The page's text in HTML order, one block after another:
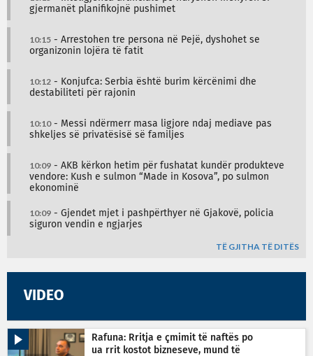
gjermanët planifikojnë pushimet
10:15 - Arrestohen tre persona në Pejë, dyshohet se
organizonin lojëra të fatit
10:12 - Konjufca: Serbia është burim kërcënimi dhe
destabiliteti për rajonin
10:10- Messi ndërmerr masa ligjore ndaj mediave pas
shkeljes së privatësisë së familjes
10:09 - AKB kërkon hetim për fushatat kundër produkteve
vendore: Kush e sulmon “Made in Kosova”, po sulmon
ekonominë
10:09 - Gjendet mjet i pashpërthyer në Gjakovë, policia
siguron vendin e ngjarjes
TË GJITHA TË DITËS
VIDEO
Rafuna: Rritja e çmimit të naftës po
ua rrit kostot bizneseve, mund të